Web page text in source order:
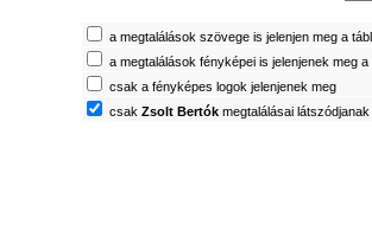
a megtalálások szövege is jelenjen meg a
a megtalálások fényképei is jelenjenek meg a
csak a fényképes logok jelenjenek meg
csak Zsolt Bertók megtalálásai látszódjanak